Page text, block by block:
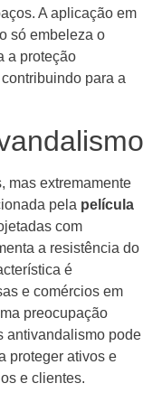
A aplicação em
só embeleza o
a proteção
para a
mas extremamente
pela película
com
a resistência do
é
e comércios em
preocupação
antivandalismo pode
proteger ativos e
e clientes.